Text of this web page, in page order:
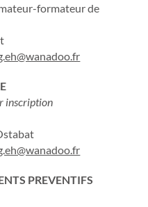
formateur de
inscription
PREVENTIFS